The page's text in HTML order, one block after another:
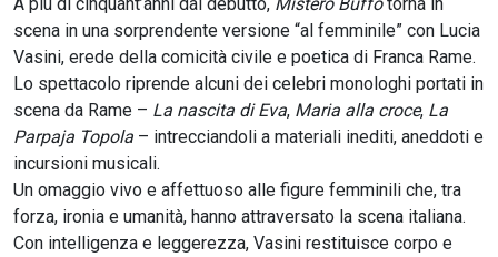
scena in una sorprendente versione “al femminile” con Lucia
Vasini, erede della comicità civile e poetica di Franca Rame.
Lo spettacolo riprende alcuni dei celebri monologhi portati in
scena da Rame – La nascita di Eva, Maria alla croce, La
Parpaja Topola – intrecciandoli a materiali inediti, aneddoti e
incursioni musicali.
Un omaggio vivo e affettuoso alle figure femminili che, tra
forza, ironia e umanità, hanno attraversato la scena italiana.
Con intelligenza e leggerezza, Vasini restituisce corpo e